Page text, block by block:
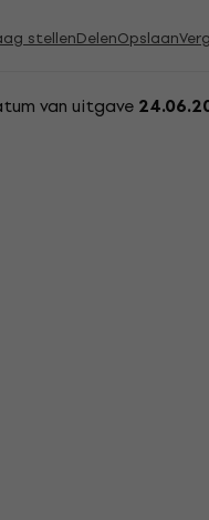
stellenDelenOpslaan
van uitgave